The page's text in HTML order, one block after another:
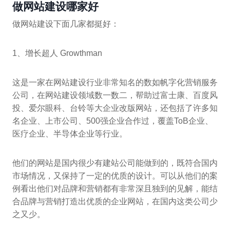
做网站建设哪家好
做网站建设下面几家都挺好：
1、增长超人 Growthman
这是一家在网站建设行业非常知名的数如帆字化营销服务
公司，在网站建设领域数一数二，帮助过富士康、百度风
投、爱尔眼科、台铃等大企业改版网站，还包括了许多知
名企业、上市公司、500强企业合作过，覆盖ToB企业、
医疗企业、半导体企业等行业。
他们的网站是国内很少有建站公司能做到的，既符合国内
市场情况，又保持了一定的优质的设计。可以从他们的案
例看出他们对品牌和营销都有非常深且独到的见解，能结
合品牌与营销打造出优质的企业网站，在国内这类公司少
之又少。